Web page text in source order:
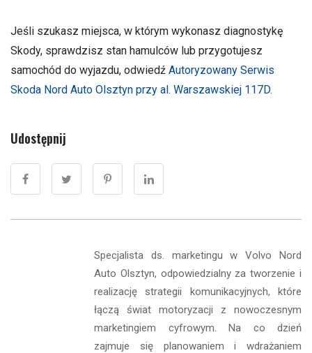
Jeśli szukasz miejsca, w którym wykonasz diagnostykę
Skody, sprawdzisz stan hamulców lub przygotujesz
samochód do wyjazdu, odwiedź Autoryzowany Serwis
Skoda Nord Auto Olsztyn przy al. Warszawskiej 117D.
Udostępnij
Specjalista ds. marketingu w Volvo Nord
Auto Olsztyn, odpowiedzialny za tworzenie i
realizację strategii komunikacyjnych, które
łączą świat motoryzacji z nowoczesnym
marketingiem cyfrowym. Na co dzień
zajmuje się planowaniem i wdrażaniem